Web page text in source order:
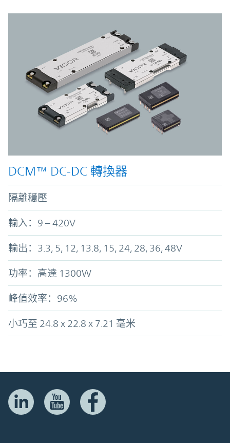
DCM™ DC-DC 轉換器
隔離穩壓
輸入：9 – 420V
輸出：3.3, 5, 12, 13.8, 15, 24, 28, 36, 48V
功率：高達 1300W
峰值效率：96%
小巧至 24.8 x 22.8 x 7.21 毫米